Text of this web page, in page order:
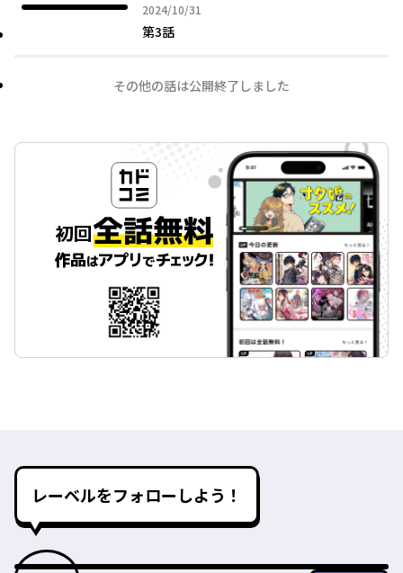
2024/10/31
2024年10月31日
第3話
その他の話は公開終了しました
レーベルをフォローしよう！